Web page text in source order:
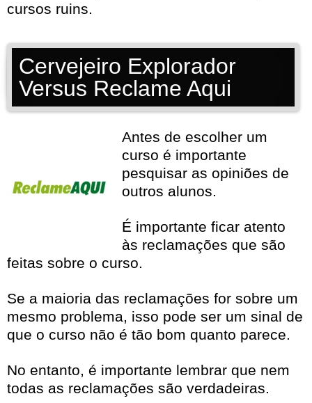
cursos ruins.
Cervejeiro Explorador
Versus Reclame Aqui
Antes de escolher um
curso é importante
pesquisar as opiniões de
outros alunos.
É importante ficar atento
às reclamações que são
feitas sobre o curso.
Se a maioria das reclamações for sobre um
mesmo problema, isso pode ser um sinal de
que o curso não é tão bom quanto parece.
No entanto, é importante lembrar que nem
todas as reclamações são verdadeiras.